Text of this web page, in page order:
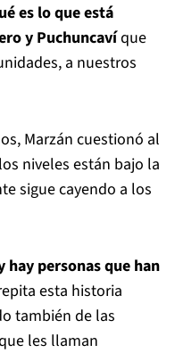
es lo que está
y Puchuncavíque
a nuestros
Marzán cuestionó al
niveles están bajo la
sigue cayendo a los
personas que han
esta historia
también de las
les llaman